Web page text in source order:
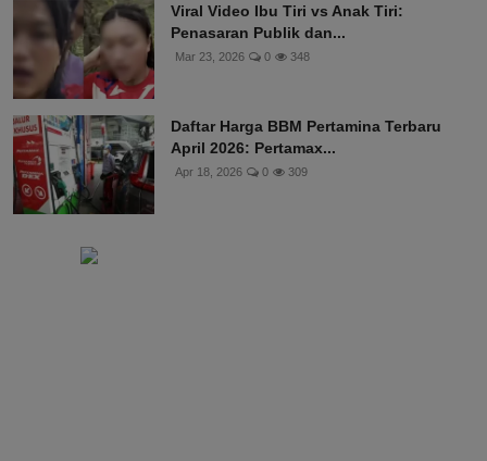
Viral Video Ibu Tiri vs Anak Tiri:
Penasaran Publik dan...
Mar 23, 2026 0 348
Daftar Harga BBM Pertamina Terbaru
April 2026: Pertamax...
Apr 18, 2026 0 309